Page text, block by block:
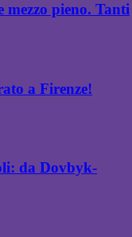
pieno. Tanti
a Firenze!
da Dovbyk-